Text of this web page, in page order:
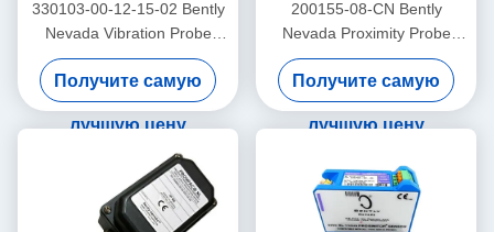
330103-00-12-15-02 Bently
Nevada Vibration Probe
3300 Xl Проксимиторный
датчик
Получите самую
лучшую цену
200155-08-CN Bently
Nevada Proximity Probe
низкочастотный
Trendmaster Pro
акселерометр
Получите самую
лучшую цену